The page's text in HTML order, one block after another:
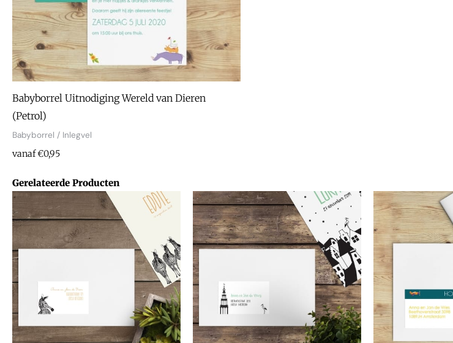
Babyborrel Uitnodiging Wereld van Dieren
(Petrol)
Babyborrel / Inlegvel
vanaf €0,95
Gerelateerde Producten